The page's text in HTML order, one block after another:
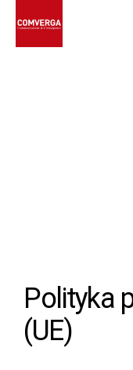
Polityka
(UE)